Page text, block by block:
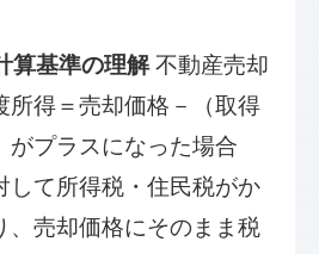
算基準の理解不動産売却
所得＝売却価格－（取得
がプラスになった場合
して所得税・住民税がか
、売却価格にそのまま税